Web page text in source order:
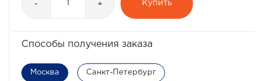
- + Купить
Способы получения заказа
Москва Санкт-Петербург